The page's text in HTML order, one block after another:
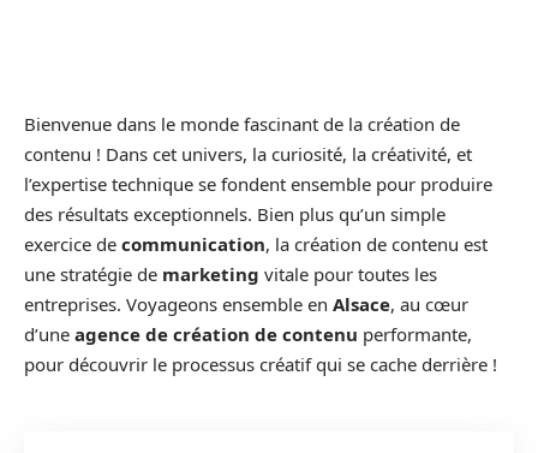
Bienvenue dans le monde fascinant de la création de
contenu ! Dans cet univers, la curiosité, la créativité, et
l’expertise technique se fondent ensemble pour produire
des résultats exceptionnels. Bien plus qu’un simple
exercice de communication, la création de contenu est
une stratégie de marketing vitale pour toutes les
entreprises. Voyageons ensemble en Alsace, au cœur
d’une agence de création de contenu performante,
pour découvrir le processus créatif qui se cache derrière !